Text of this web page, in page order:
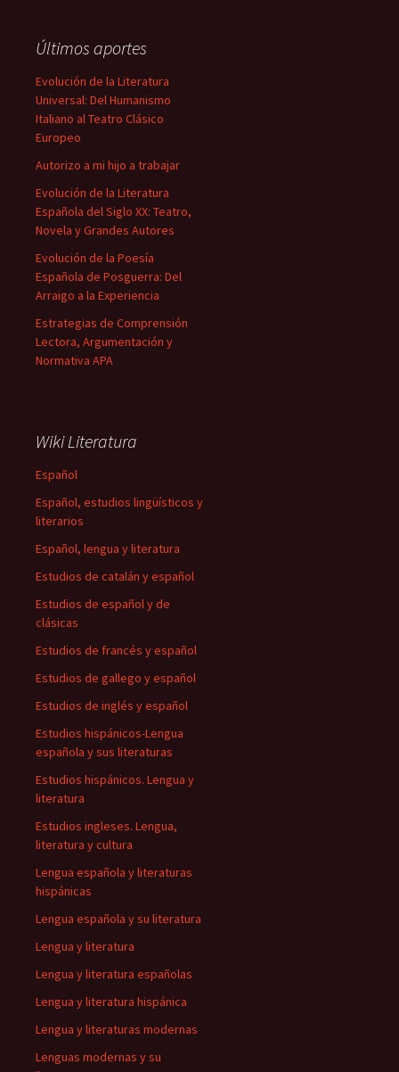
Últimos aportes
Evolución de la Literatura
Universal: Del Humanismo
Italiano al Teatro Clásico
Europeo
Autorizo a mi hijo a trabajar
Evolución de la Literatura
Española del Siglo XX: Teatro,
Novela y Grandes Autores
Evolución de la Poesía
Española de Posguerra: Del
Arraigo a la Experiencia
Estrategias de Comprensión
Lectora, Argumentación y
Normativa APA
Wiki Literatura
Español
Español, estudios lingüísticos y
literarios
Español, lengua y literatura
Estudios de catalán y español
Estudios de español y de
clásicas
Estudios de francés y español
Estudios de gallego y español
Estudios de inglés y español
Estudios hispánicos-Lengua
española y sus literaturas
Estudios hispánicos. Lengua y
literatura
Estudios ingleses. Lengua,
literatura y cultura
Lengua española y literaturas
hispánicas
Lengua española y su literatura
Lengua y literatura
Lengua y literatura españolas
Lengua y literatura hispánica
Lengua y literaturas modernas
Lenguas modernas y su